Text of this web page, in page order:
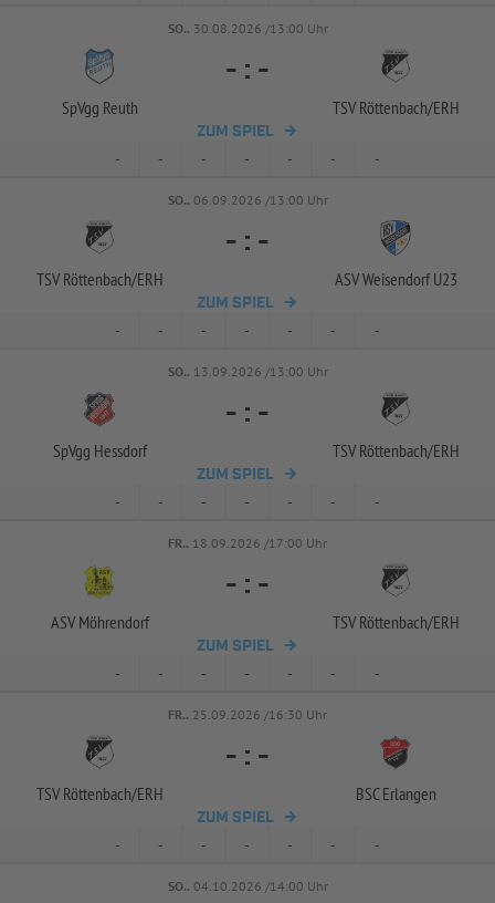
SO.. 30.08.2026 /13:00 Uhr
SpVgg Reuth
- : -
TSV Röttenbach/ERH
ZUM SPIEL
- - - - - - -
SO.. 06.09.2026 /13:00 Uhr
TSV Röttenbach/ERH
- : -
ASV Weisendorf U23
ZUM SPIEL
- - - - - - -
SO.. 13.09.2026 /13:00 Uhr
SpVgg Hessdorf
- : -
TSV Röttenbach/ERH
ZUM SPIEL
- - - - - - -
FR.. 18.09.2026 /17:00 Uhr
ASV Möhrendorf
- : -
TSV Röttenbach/ERH
ZUM SPIEL
- - - - - - -
FR.. 25.09.2026 /16:30 Uhr
TSV Röttenbach/ERH
- : -
BSC Erlangen
ZUM SPIEL
- - - - - - -
SO.. 04.10.2026 /14:00 Uhr